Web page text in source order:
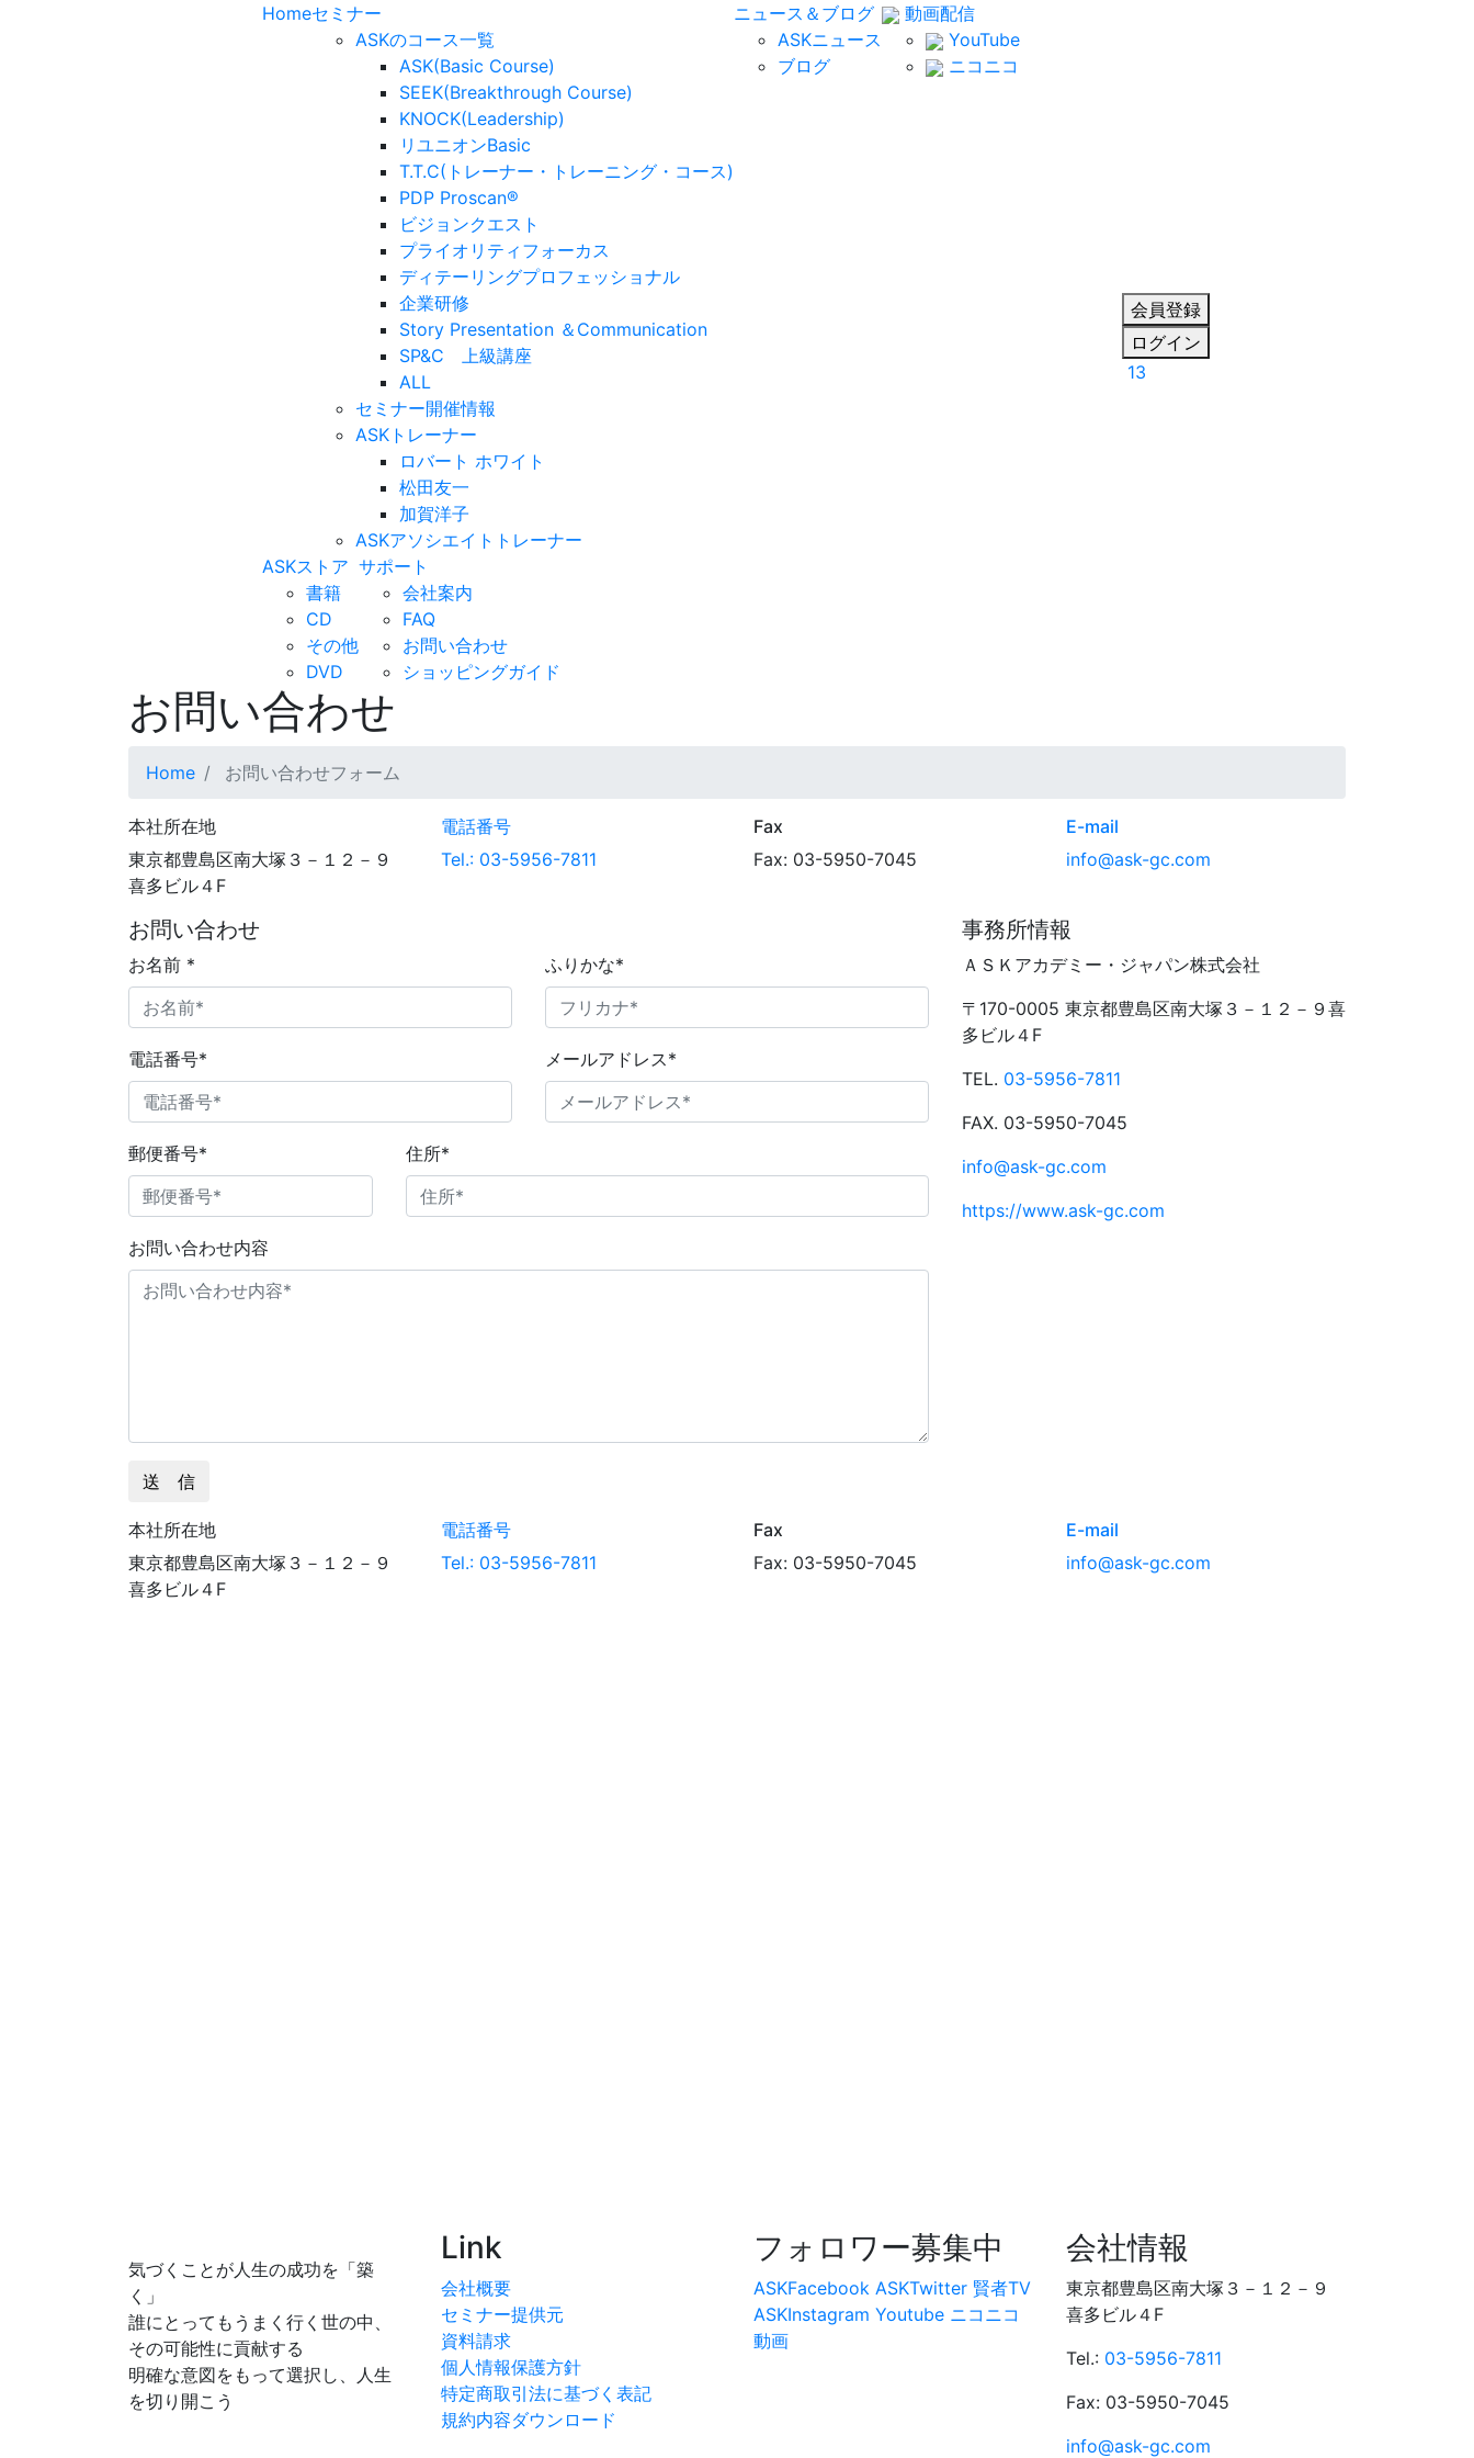
Homeセミナー
ASKのコース一覧
ASK(Basic Course)
SEEK(Breakthrough Course)
KNOCK(Leadership)
リユニオンBasic
T.T.C(トレーナー・トレーニング・コース)
PDP Proscan®
ビジョンクエスト
プライオリティフォーカス
ディテーリングプロフェッショナル
企業研修
Story Presentation ＆Communication
SP&C 上級講座
ALL
セミナー開催情報
ASKトレーナー
ロバート ホワイト
松田友一
加賀洋子
ASKアソシエイトトレーナー
ニュース＆ブログ
ASKニュース
ブログ
動画配信
YouTube
ニコニコ
ASKストア
書籍
CD
その他
DVD
サポート
会社案内
FAQ
お問い合わせ
ショッピングガイド
会員登録
ログイン
13
お問い合わせ
Home お問い合わせフォーム
本社所在地
東京都豊島区南大塚３－１２－９
喜多ビル４F
電話番号
Tel.: 03-5956-7811
Fax
Fax: 03-5950-7045
E-mail
info@ask-gc.com
お問い合わせ
お名前 * ふりかな*
電話番号* メールアドレス*
郵便番号* 住所*
お問い合わせ内容
送 信
事務所情報
ＡＳＫアカデミー・ジャパン株式会社
〒170-0005 東京都豊島区南大塚３－１２－９喜
多ビル４F
TEL. 03-5956-7811
FAX. 03-5950-7045
info@ask-gc.com
https://www.ask-gc.com
本社所在地
東京都豊島区南大塚３－１２－９
喜多ビル４F
電話番号
Tel.: 03-5956-7811
Fax
Fax: 03-5950-7045
E-mail
info@ask-gc.com
気づくことが人生の成功を「築
く」
誰にとってもうまく行く世の中、
その可能性に貢献する
明確な意図をもって選択し、人生
を切り開こう
Link
会社概要
セミナー提供元
資料請求
個人情報保護方針
特定商取引法に基づく表記
規約内容ダウンロード
フォロワー募集中
ASKFacebook ASKTwitter 賢者TV
ASKInstagram Youtube ニコニコ
動画
会社情報
東京都豊島区南大塚３－１２－９
喜多ビル４F
Tel.: 03-5956-7811
Fax: 03-5950-7045
info@ask-gc.com